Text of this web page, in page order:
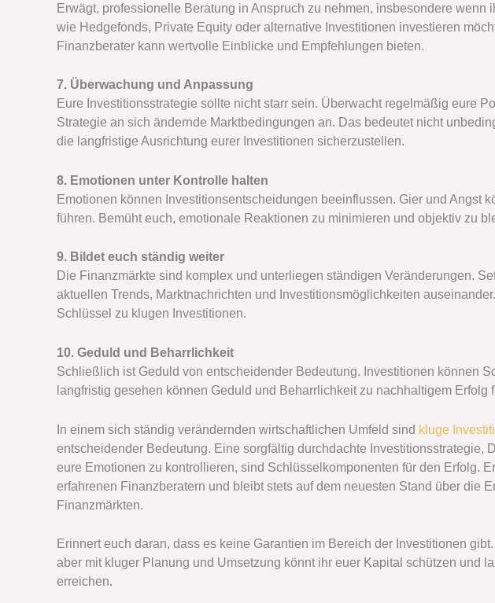
Erwägt, professionelle Beratung in Anspruch zu nehmen, insbesondere wenn
wie Hedgefonds, Private Equity oder alternative Investitionen investieren
Finanzberater kann wertvolle Einblicke und Empfehlungen bieten.
7. Überwachung und Anpassung
Eure Investitionsstrategie sollte nicht starr sein. Überwacht regelmäßig eure
Strategie an sich ändernde Marktbedingungen an. Das bedeutet nicht
die langfristige Ausrichtung eurer Investitionen sicherzustellen.
8. Emotionen unter Kontrolle halten
Emotionen können Investitionsentscheidungen beeinflussen. Gier und Angst
führen. Bemüht euch, emotionale Reaktionen zu minimieren und objektiv zu
9. Bildet euch ständig weiter
Die Finanzmärkte sind komplex und unterliegen ständigen Veränderungen.
aktuellen Trends, Marktnachrichten und Investitionsmöglichkeiten
Schlüssel zu klugen Investitionen.
10. Geduld und Beharrlichkeit
Schließlich ist Geduld von entscheidender Bedeutung. Investitionen können
langfristig gesehen können Geduld und Beharrlichkeit zu nachhaltigem Erfolg
In einem sich ständig verändernden wirtschaftlichen Umfeld sind kluge
entscheidender Bedeutung. Eine sorgfältig durchdachte Investitionsstrategie,
eure Emotionen zu kontrollieren, sind Schlüsselkomponenten für den Erfolg.
erfahrenen Finanzberatern und bleibt stets auf dem neuesten Stand über die
Finanzmärkten.
Erinnert euch daran, dass es keine Garantien im Bereich der Investitionen
aber mit kluger Planung und Umsetzung könnt ihr euer Kapital schützen und
erreichen.